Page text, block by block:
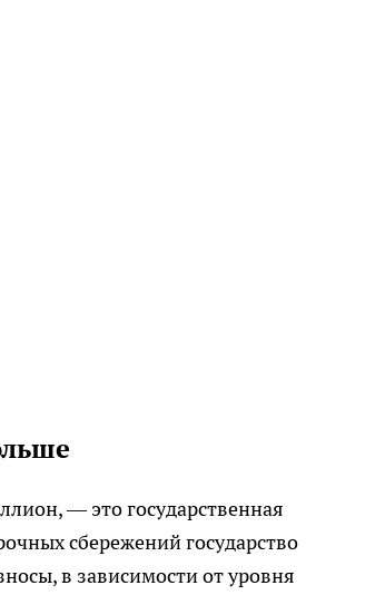
— это государственная
сбережений государство
в зависимости от уровня